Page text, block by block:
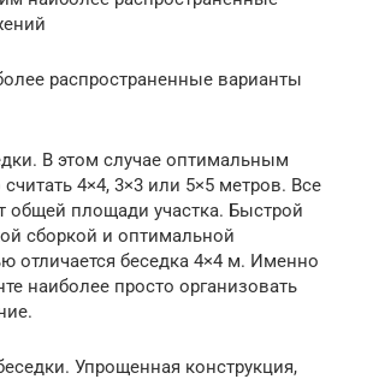
распространенные варианты
В этом случае оптимальным
4×4, 3×3 или 5×5 метров. Все
общей площади участка. Быстрой
сборкой и оптимальной
отличается беседка 4×4 м. Именно
наиболее просто организовать
Упрощенная конструкция,